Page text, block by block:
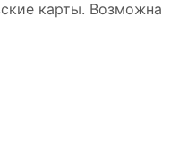
карты. Возможна